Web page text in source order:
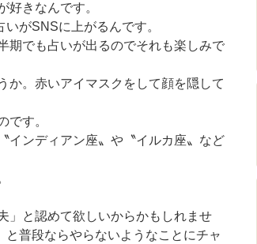
好きなんです。
がSNSに上がるんです。
期でも占いが出るのでそれも楽しみで
か。赤いアイマスクをして顔を隠して
です。
インディアン座〟や〝イルカ座〟など
」と認めて欲しいからかもしれませ
普段ならやらないようなことにチャ